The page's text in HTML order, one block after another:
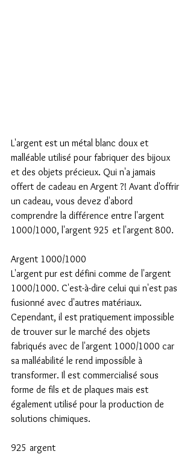
L'argent est un métal blanc doux et
malléable utilisé pour fabriquer des bijoux
et des objets précieux. Qui n'a jamais
offert de cadeau en Argent ?! Avant d'offrir
un cadeau, vous devez d'abord
comprendre la différence entre l'argent
1000/1000, l'argent 925 et l'argent 800.
Argent 1000/1000
L'argent pur est défini comme de l'argent
1000/1000. C'est-à-dire celui qui n'est pas
fusionné avec d'autres matériaux.
Cependant, il est pratiquement impossible
de trouver sur le marché des objets
fabriqués avec de l'argent 1000/1000 car
sa malléabilité le rend impossible à
transformer. Il est commercialisé sous
forme de fils et de plaques mais est
également utilisé pour la production de
solutions chimiques.
925 argent